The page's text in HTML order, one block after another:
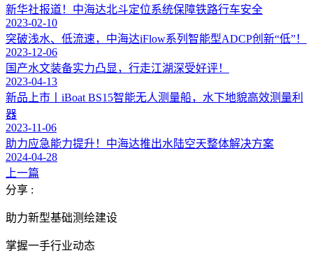
新华社报道！中海达北斗定位系统保障铁路行车安全
2023-02-10
突破浅水、低流速，中海达iFlow系列智能型ADCP创新“低”！
2023-12-06
国产水文装备实力凸显，行走江湖深受好评！
2023-04-13
新品上市丨iBoat BS15智能无人测量船，水下地貌高效测量利
器
2023-11-06
助力应急能力提升！中海达推出水陆空天整体解决方案
2024-04-28
上一篇
分享 :
助力新型基础测绘建设
掌握一手行业动态